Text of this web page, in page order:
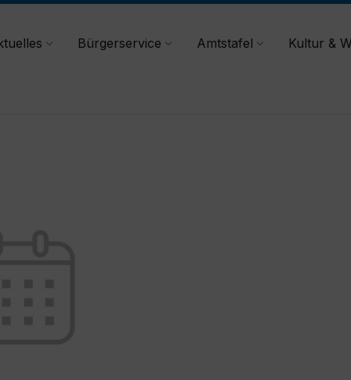
Bürgerservice Amtstafel Kultur &